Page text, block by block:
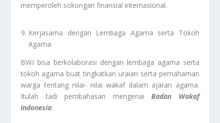
memperoleh sokongan finansial internasional.
Kerjasama dengan Lembaga Agama serta Tokoh
Agama
BWI bisa berkolaborasi dengan lembaga agama serta
tokoh agama buat tingkatkan uraian serta pemahaman
warga tentang nilai- nilai wakaf dalam ajaran agama.
Itulah tadi pembahasan mengenaiBadan Wakaf
Indonesia.